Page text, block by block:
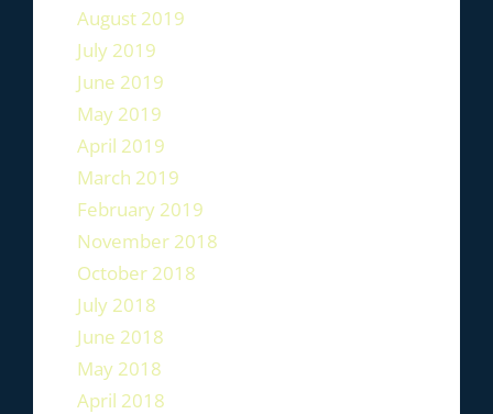
August 2019
July 2019
June 2019
May 2019
April 2019
March 2019
February 2019
November 2018
October 2018
July 2018
June 2018
May 2018
April 2018